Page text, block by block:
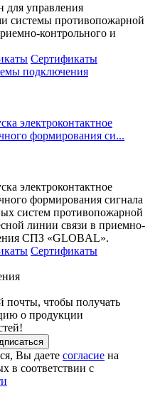
для управления
системы противопожарной
контрольного и
Сертификаты
подключения
электроконтактное
формирования си...
электроконтактное
формирования сигнала
систем противопожарной
линии связи в приемно-
СПЗ «GLOBAL».
Сертификаты
почты, чтобы получать
о продукции
Вы даете согласие на
в соответствии с